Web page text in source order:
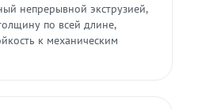
непрерывной экструзией,
по всей длине,
к механическим